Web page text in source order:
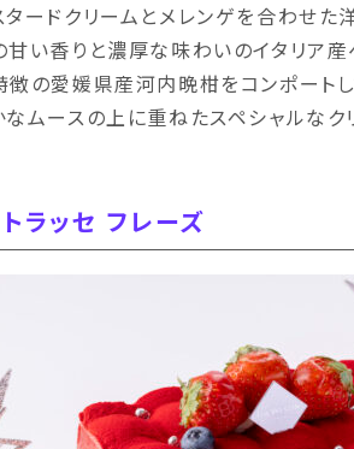
タードクリームとメレンゲを合わせた
甘い香りと濃厚な味わいのイタリア
徴の愛媛県産河内晩柑をコンポート
なムースの上に重ねたスペシャルなク
ラッセ フレーズ